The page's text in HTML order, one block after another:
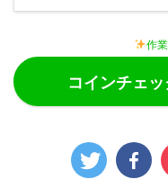
作
コインチェ